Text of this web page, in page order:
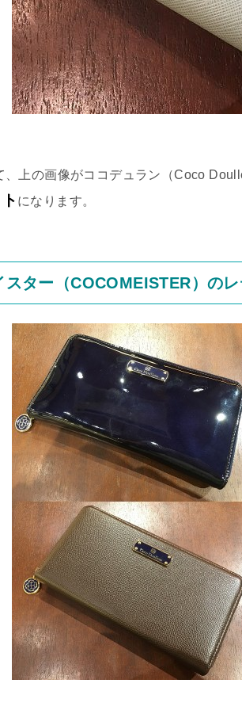
、上の画像がココデュラン（Coco
になります。
スター（COCOMEISTER）の